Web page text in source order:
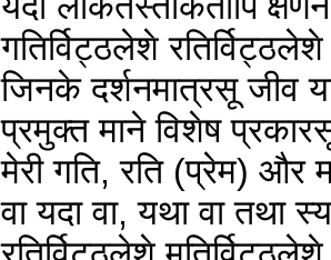
गतिर्विट्ठलेशे
जिनके दर्शनमात्रसू जीव
प्रमुक्त माने विशेष
मेरी गति, रति (प्रेम) और
वा यदा वा, यथा वा तथा